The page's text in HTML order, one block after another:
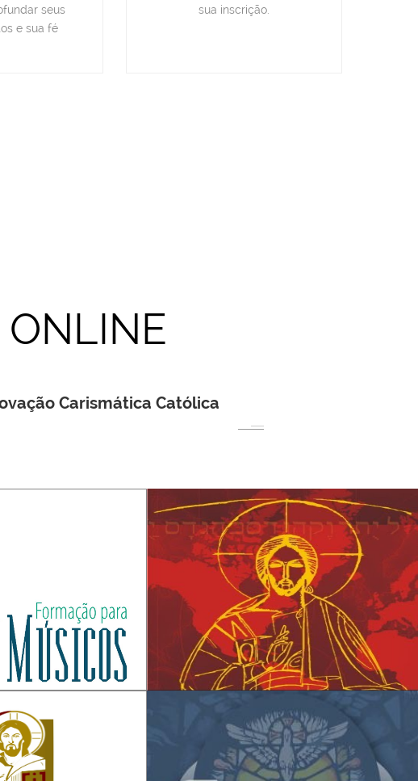
seus
e sua fé
sua inscrição.
ONLINE
Carismática Católica
FORMAÇÃO DE PREGADORES -
ROTEIRIZAÇÃO E ORATÓRIA SACRA